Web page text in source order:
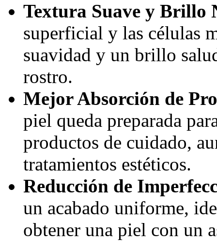
Textura Suave y Brillo
superficial y las células
suavidad y un brillo
rostro.
Mejor Absorción de
piel queda preparada
productos de cuidado,
tratamientos estéticos.
Reducción de
un acabado uniforme,
obtener una piel con un